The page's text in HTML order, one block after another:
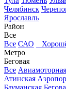
Челябинск
Ярославль
Район
Все
Все САО
Метро
Беговая
Все Авиамоторная
Атинская
Бауманская